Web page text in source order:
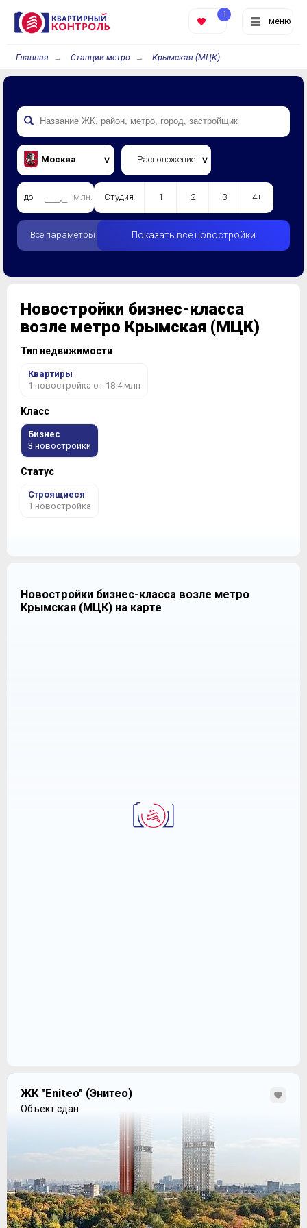
меню
1
Главная Станции метро Крымская (МЦК)
Москва Расположение
до млн. Студия 1 2 3 4+
Все параметры Показать все новостройки
Новостройки бизнес-класса
возле метро Крымская (МЦК)
Тип недвижимости
Квартиры
1 новостройка от 18.4 млн
Класс
Бизнес
3 новостройки
Статус
Строящиеся
1 новостройка
Новостройки бизнес-класса возле метро
Крымская (МЦК) на карте
ЖК "Eniteo" (Энитео)
Объект сдан.